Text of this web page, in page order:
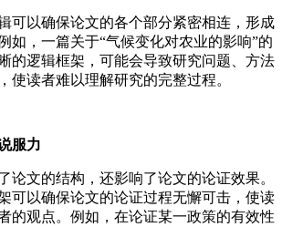
可以确保论文的各个部分紧密相连，形成
如，一篇关于“气候变化对农业的影响”的
的逻辑框架，可能会导致研究问题、方法
使读者难以理解研究的完整过程。
服力
论文的结构，还影响了论文的论证效果。
可以确保论文的论证过程无懈可击，使读
的观点。例如，在论证某一政策的有效性